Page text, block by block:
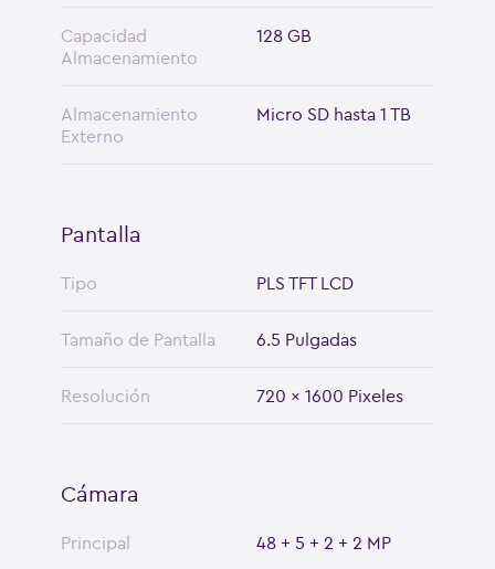
Capacidad
Almacenamiento
128 GB
Almacenamiento
Externo
Micro SD hasta 1 TB
Pantalla
Tipo PLS TFT LCD
Tamaño de Pantalla 6.5 Pulgadas
Resolución 720 x 1600 Pixeles
Cámara
Principal 48 + 5 + 2 + 2 MP